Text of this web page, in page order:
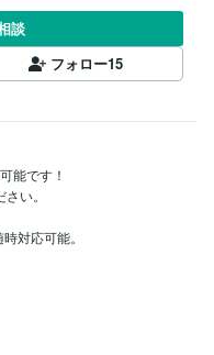
談
フォロー15
能です！
。
対応可能。
応いたします！！